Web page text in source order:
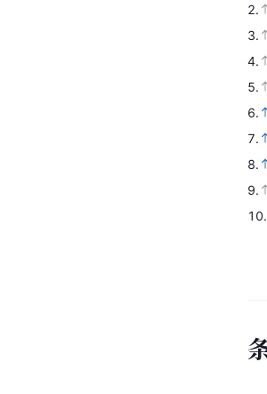
2.
3.
4.
5.
6.
7.
8.
9.
10.